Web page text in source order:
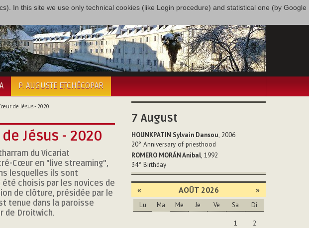
In this site we use only technical cookies (like Login procedure) and statistical one (by Google
P. AUGUSTE ETCHÉCOPAR
de Jésus - 2020
Jésus - 2020
du Vicariat
Cœur en "live streaming",
lesquelles ils sont
choisis par les novices de
de clôture, présidée par le
tenue dans la paroisse
de Droitwich.
7 August
HOUNKPATIN Sylvain Dansou, 2006
20° Anniversary of priesthood
ROMERO MORÁN Anibal, 1992
34° Birthday
« AOÛT 2026 »
Lu Ma Me Je Ve Sa Di
1
2